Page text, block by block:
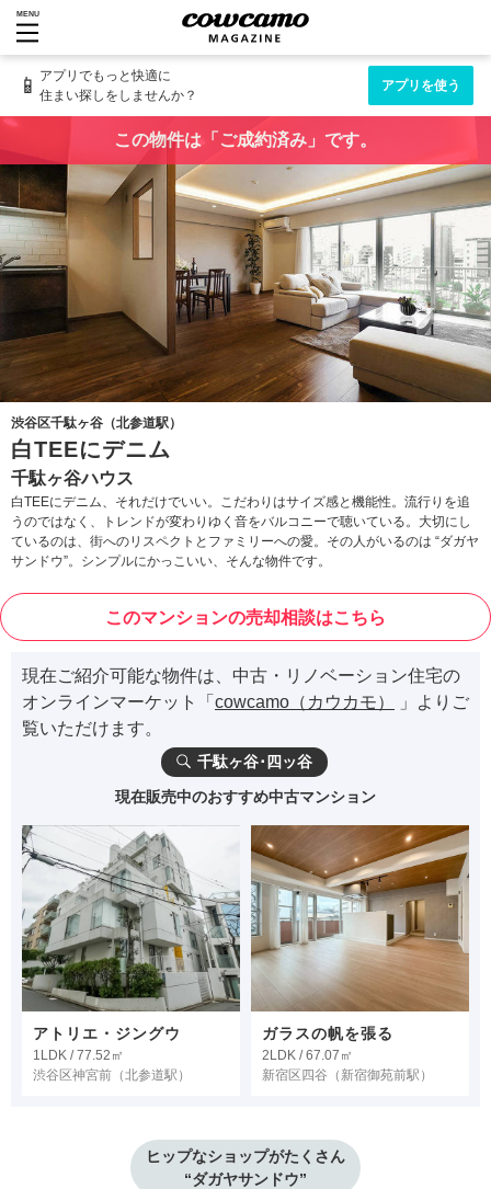
MENU
📱 アプリでもっと快適に
住まい探しをしませんか？
アプリを使う
この物件は「ご成約済み」です。
渋谷区千駄ヶ谷（北参道駅）
白TEEにデニム
千駄ヶ谷ハウス
白TEEにデニム、それだけでいい。こだわりはサイズ感と機能性。流行りを追
うのではなく、トレンドが変わりゆく音をバルコニーで聴いている。大切にし
ているのは、街へのリスペクトとファミリーへの愛。その人がいるのは “ダガヤ
サンドウ”。シンプルにかっこいい、そんな物件です。
このマンションの売却相談はこちら
現在ご紹介可能な物件は、中古・リノベーション住宅の
オンラインマーケット「 cowcamo（カウカモ）
」よりご
覧いただけます。
千駄ヶ谷･四ッ谷
現在販売中のおすすめ中古マンション
アトリエ・ジングウ
1LDK / 77.52㎡
渋谷区神宮前 （北参道駅）
ガラスの帆を張る
2LDK / 67.07㎡
新宿区四谷 （新宿御苑前駅）
ヒップなショップがたくさん
“ダガヤサンドウ”